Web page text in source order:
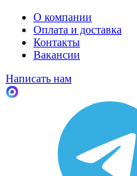
О компании
Оплата и доставка
Контакты
Вакансии
Написать нам